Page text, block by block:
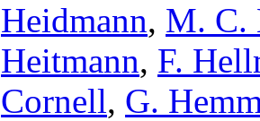
Heidmann, M. C.
Heitmann, F.
Cornell, G.